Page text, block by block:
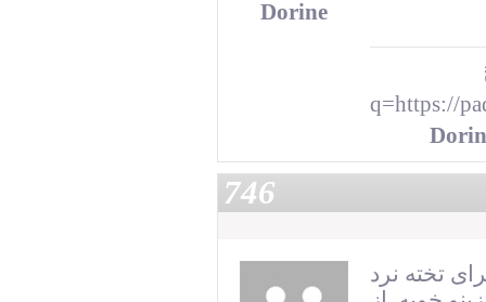
Dorine
q=https://
746
تخته نرد